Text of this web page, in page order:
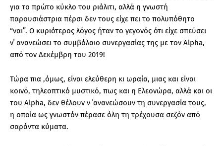
για το πρώτο κύκλο του ριάλιτι, αλλά η γνωστή
παρουσιάστρια πέρσι δεν τους είχε πει το πολυπόθητο
“ναι”. Ο κυριότερος λόγος ήταν το γεγονός ότι είχε σπεύσει
ν΄ ανανεώσει το συμβόλαιο συνεργασίας της με τον Alpha,
από τον Δεκέμβρη του 2019!
Τώρα πια ,όμως, είναι ελεύθερη κι ωραία, μιας και είναι
κοινό, τηλεοπτικό μυστικό, πως και η Ελεονώρα, αλλά και οι
του Alpha, δεν θέλουν ν ΄ανανεώσουν τη συνεργασία τους,
η οποία ως γνωστόν πέρασε όλη τη τρέχουσα σεζόν από
σαράντα κύματα.